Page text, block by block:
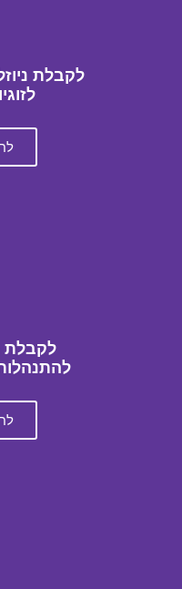
לקבלת
לקבלת